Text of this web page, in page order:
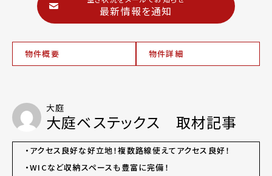
最新情報を通知
物件概要 物件詳細
大庭
大庭ベステックス 取材記事
・アクセス良好な好立地！複数路線使えてアクセス良好！
・WICなど収納スペースも豊富に完備！